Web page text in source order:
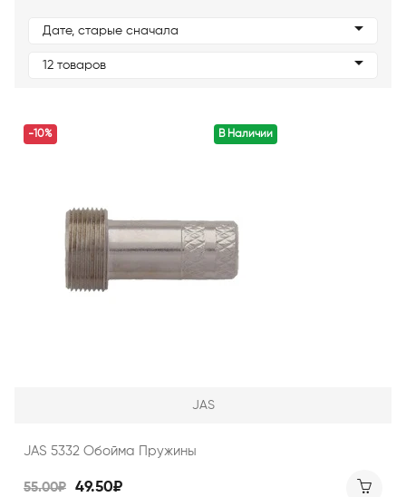
Дате, старые сначала
12 товаров
В Наличии
-10%
JAS
JAS 5332 Обойма Пружины
55.00₽ 49.50₽